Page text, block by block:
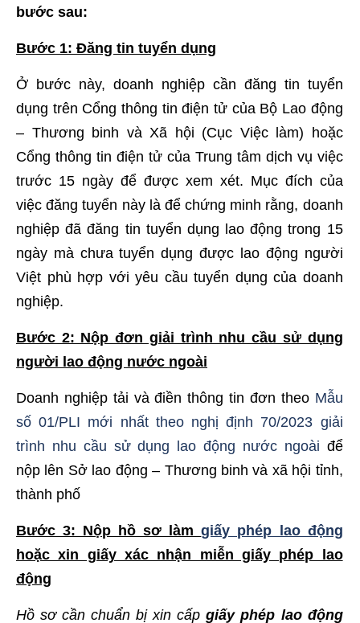
bước sau:
Bước 1: Đăng tin tuyển dụng
Ở bước này, doanh nghiệp cần đăng tin tuyển
dụng trên Cổng thông tin điện tử của Bộ Lao động
– Thương binh và Xã hội (Cục Việc làm) hoặc
Cổng thông tin điện tử của Trung tâm dịch vụ việc
trước 15 ngày để được xem xét. Mục đích của
việc đăng tuyển này là để chứng minh rằng, doanh
nghiệp đã đăng tin tuyển dụng lao động trong 15
ngày mà chưa tuyển dụng được lao động người
Việt phù hợp với yêu cầu tuyển dụng của doanh
nghiệp.
Bước 2: Nộp đơn giải trình nhu cầu sử dụng
người lao động nước ngoài
Doanh nghiệp tải và điền thông tin đơn theo Mẫu
số 01/PLI mới nhất theo nghị định 70/2023 giải
trình nhu cầu sử dụng lao động nước ngoài để
nộp lên Sở lao động – Thương binh và xã hội tỉnh,
thành phố
Bước 3: Nộp hồ sơ làmgiấy phép lao động
hoặc xin giấy xác nhận miễn giấy phép lao
động
Hồ sơ cần chuẩn bị xin cấpgiấy phép lao động